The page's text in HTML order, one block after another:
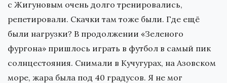
с Жигуновым очень долго тренировались,
репетировали. Скачки там тоже были. Где ещё
были нагрузки? В продолжении «Зеленого
фургона» пришлось играть в футбол в самый пик
солнцестояния. Снимали в Кучугурах, на Азовском
море, жара была под 40 градусов. Я не мог